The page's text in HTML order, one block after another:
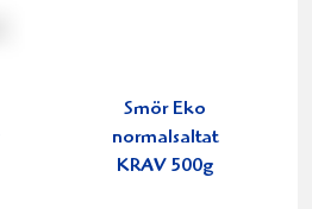
Smör Eko
normalsaltat
KRAV 500g